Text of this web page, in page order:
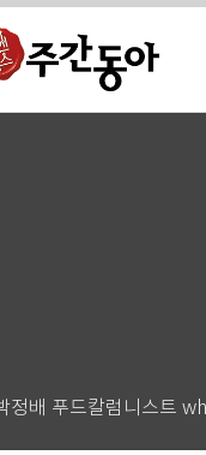
정배 푸드칼럼니스트